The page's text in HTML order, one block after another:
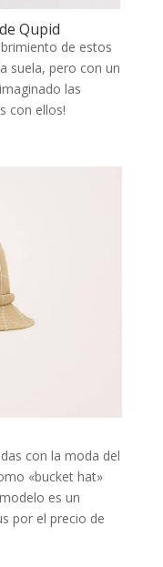
Qupid
de estos
suela, pero con un
las
con ellos!
con la moda del
«bucket hat»
es un
por el precio de